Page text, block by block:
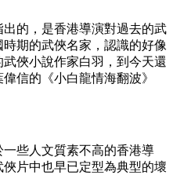
的，是香港導演對過去的武
期的武俠名家，認識的好像
俠小說作家白羽，到今天還
信的《小白龍情海翻波》
些人文質素不高的香港導
片中也早已定型為典型的壞